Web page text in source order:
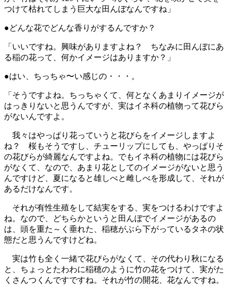
つけて枯れてしまう巨大な田んぼなんですね」
●どんな花でどんな香りがするんですか？
「いいですね。興味がありますよね？ ちなみに田んぼにあ
る稲の花って、何かイメージはありますか？」
●はい、ちっちゃ〜い感じの・・・。
「そうですよね。ちっちゃくて、何となくあまりイメージが
はっきりないと思うんですが、実はイネ科の植物って花びら
がないんですよ。
我々はやっぱり花っていうと花びらをイメージしますよ
ね？ 桜もそうですし、チューリップにしても、やっぱりそ
の花びらが綺麗なんですよね。でもイネ科の植物には花びら
がなくて、なので、あまり花としてのイメージがないと思う
んですけど、夏になると雄しべと雌しべを形成して、それが
あるだけなんです。
それが有性生殖をして結実をする、実をつけるわけですよ
ね。なので、どちらかというと田んぼでイメージがあるの
は、頭を重た～く垂れた、稲穂がぶら下がっているタネの状
態だと思うんですけどね。
実は竹も全く一緒で花びらがなくて、その代わり秋になる
と、ちょっとたわわに稲穂のように竹の花をつけて、実がた
くさんつくんですですね。それが竹の開花、花なんですね。